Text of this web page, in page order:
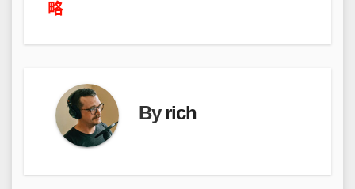
導
覽
略
Byrich